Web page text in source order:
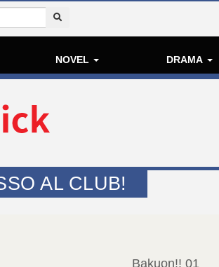
NOVEL DRAMA
AL CLUB!
Bakuon!! 01